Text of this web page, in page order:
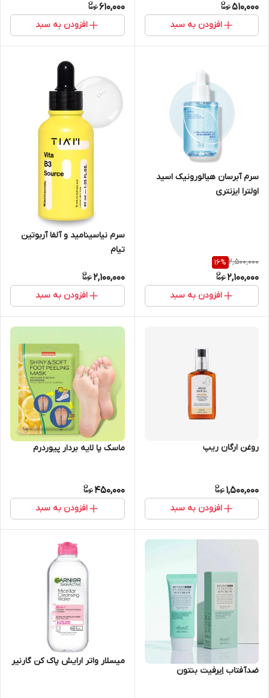
510,000
افزودن به سبد
610,000
افزودن به سبد
سرم آبرسان هیالورونیک اسید
اولترا ایزنتری
2,500,000
16%
2,100,000
افزودن به سبد
سرم نیاسینامید و آلفا آربوتین
تیام
2,100,000
افزودن به سبد
روغن ارگان ریپ
1,500,000
افزودن به سبد
ماسک پا لایه بردار پیوردرم
450,000
افزودن به سبد
ضدآفتاب اِیرفیت بنتون
میسلار واتر ارایش پاک کن گارنیر